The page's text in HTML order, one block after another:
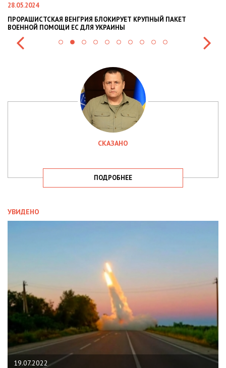
ПАКЕТ
НАЦПОЛІЦІЯ ЛЯКАЄ ГРОМАДЯН ПОГІРШЕННЯМ
СИТУАЦІЇ В РАЗІ МОБІЛІЗАЦІЇ ПОЛІЦІЯНТІВ НА
СКАЗАНО
ПОДРОБНЕЕ
УВИДЕНО
19.07.2022